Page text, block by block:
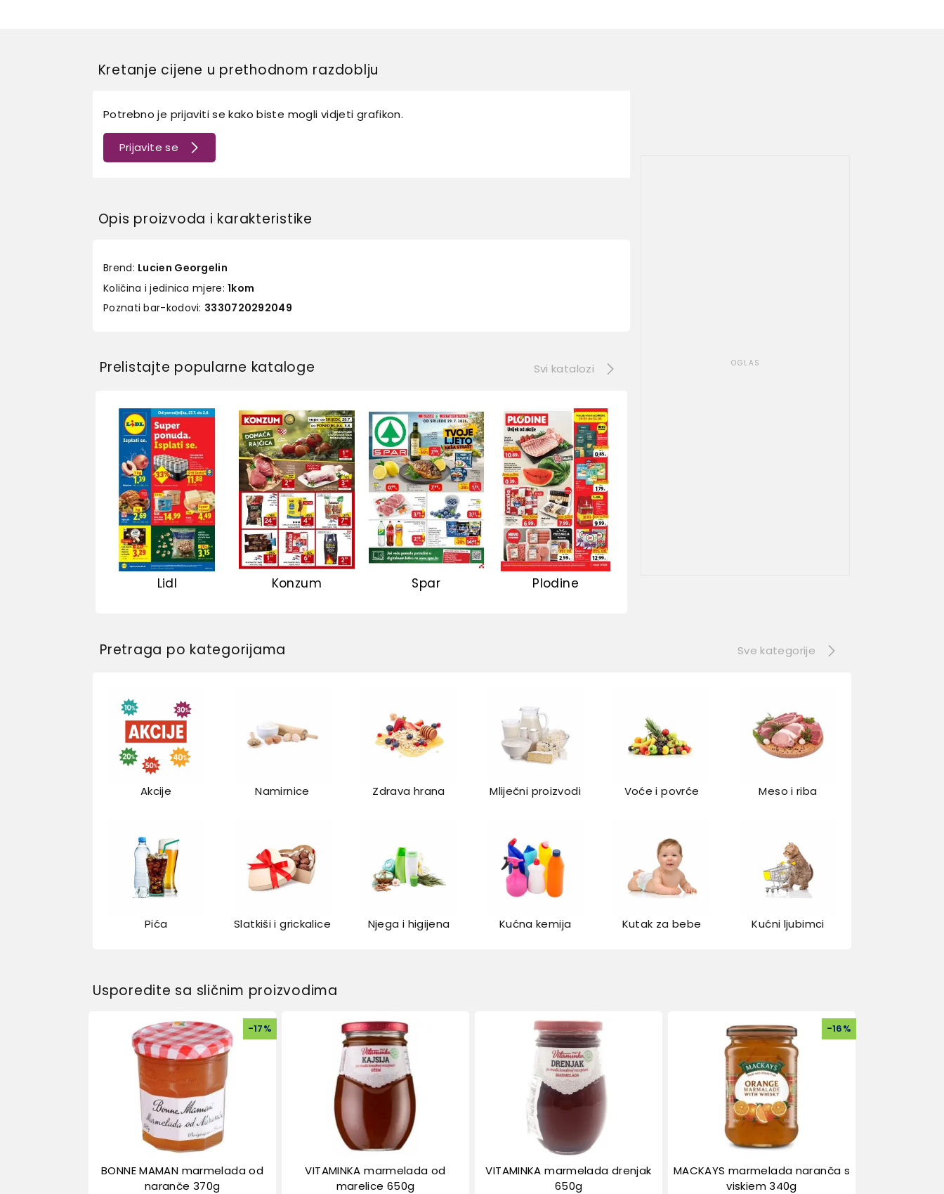
Kretanje cijene u prethodnom razdoblju
Potrebno je prijaviti se kako biste mogli vidjeti grafikon.
Prijavite se
Opis proizvoda i karakteristike
Brend: Lucien Georgelin
Količina i jedinica mjere:1kom
Poznati bar-kodovi: 3330720292049
Prelistajte popularne kataloge Svi katalozi
Lidl Konzum Spar Plodine
Pretraga po kategorijama Sve kategorije
Akcije Namirnice Zdrava hrana Mliječni proizvodi Voće i povrće Meso i riba
Pića Slatkiši i grickalice Njega i higijena Kućna kemija Kutak za bebe Kućni ljubimci
Usporedite sa sličnim proizvodima
-17%
BONNE MAMAN marmelada od
naranče 370g
VITAMINKA marmelada od
marelice 650g
VITAMINKA marmelada drenjak
650g
-16%
MACKAYS marmelada naranča s
viskiem 340g